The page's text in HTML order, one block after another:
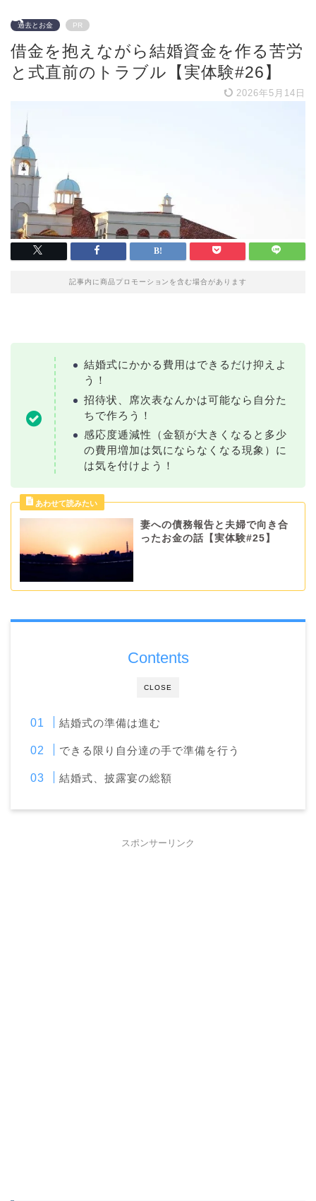
過去とお金 PR
借金を抱えながら結婚資金を作る苦労
と式直前のトラブル【実体験#26】
2026年5月14日
記事内に商品プロモーションを含む場合があります
結婚式にかかる費用はできるだけ抑えよ
う！
招待状、席次表なんかは可能なら自分た
ちで作ろう！
感応度逓減性（金額が大きくなると多少
の費用増加は気にならなくなる現象）に
は気を付けよう！
妻への債務報告と夫婦で向き合
ったお金の話【実体験#25】
CLOSE
Contents
結婚式の準備は進む
できる限り自分達の手で準備を行う
結婚式、披露宴の総額
スポンサーリンク